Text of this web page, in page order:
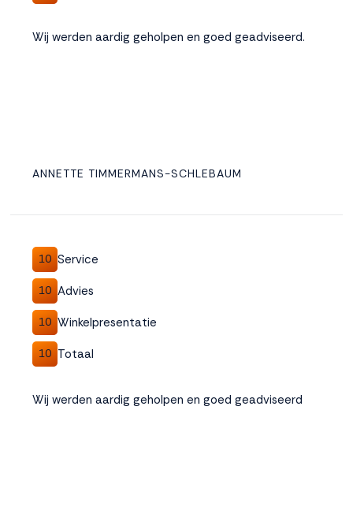
Wij werden aardig geholpen en goed geadviseerd.
ANNETTE TIMMERMANS-SCHLEBAUM
10 Service
10 Advies
10 Winkelpresentatie
10 Totaal
Wij werden aardig geholpen en goed geadviseerd